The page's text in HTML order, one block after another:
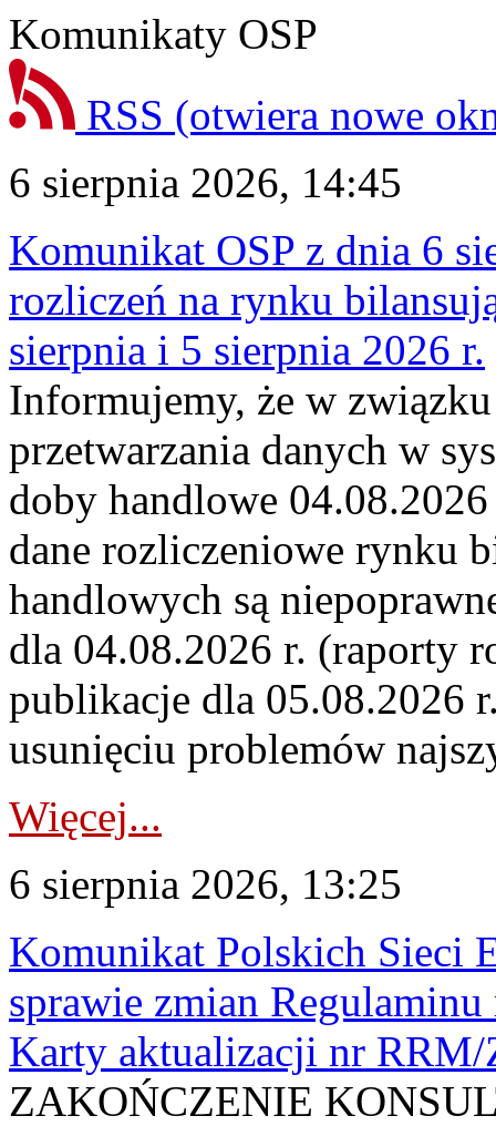
Komunikaty OSP
RSS (otwiera nowe
6 sierpnia 2026, 14:45
Komunikat OSP z dnia 6
rozliczeń na rynku
sierpnia i 5 sierpnia 2026 r.
Informujemy, że w
przetwarzania danych w
doby handlowe
dane rozliczeniowe rynku
handlowych są
dla 04.08.2026 r. (raporty
publikacje dla 05.08.2026
usunięciu problemów
Więcej...
6 sierpnia 2026, 13:25
Komunikat Polskich Sieci
sprawie zmian
Karty aktualizacji nr
ZAKOŃCZENIE